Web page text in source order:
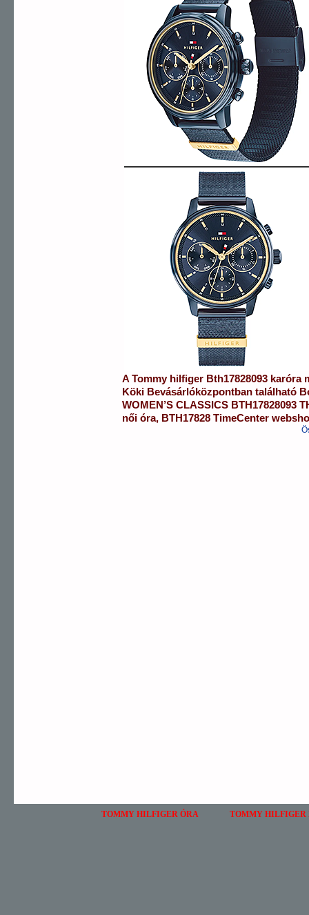
ATommy hilfiger Bth17828093 karóra
Köki Bevásárlóközpontban található
WOMEN’S CLASSICS BTH17828093
női óra, BTH17828 TimeCenter
TOMMY HILFIGER ÓRA TOMMY HILFIGER